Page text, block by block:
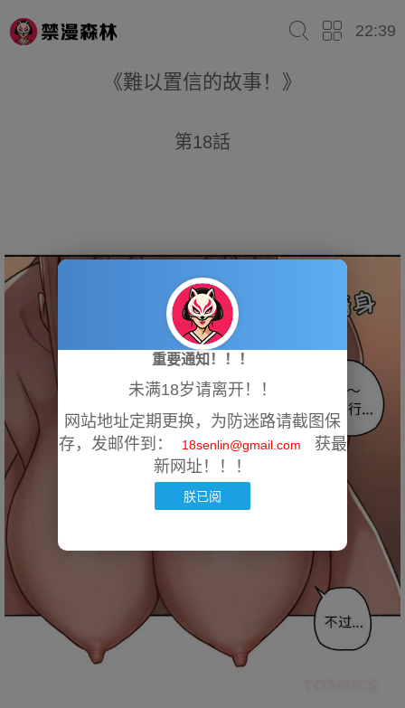
22:39
《難以置信的故事！》
第18話
重要通知！！！
未满18岁请离开！！
网站地址定期更换，为防迷路请截图保
存，发邮件到：
18senlin@gmail.com
获最
新网址！！！
朕已阅